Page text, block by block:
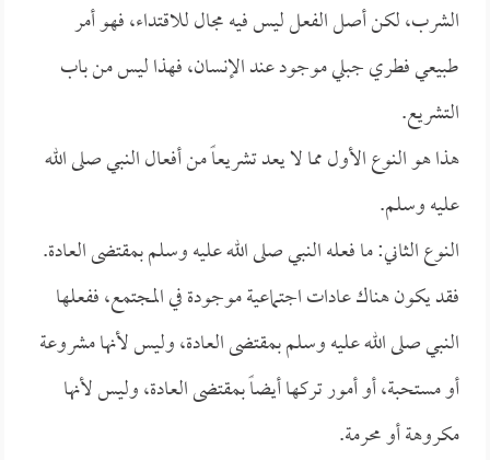
الشرب، لكن أصل الفعل ليس فيه مجال للاقتداء، فهو أمر
طبيعي فطري جبلي موجود عند الإنسان، فهذا ليس من باب
التشريع.
هذا هو النوع الأول مما لا يعد تشريعاً من أفعال النبي صلى الله
عليه وسلم.
النوع الثاني: ما فعله النبي صلى الله عليه وسلم بمقتضى العادة.
فقد يكون هناك عادات اجتماعية موجودة في المجتمع، ففعلها
النبي صلى الله عليه وسلم بمقتضى العادة، وليس لأنها مشروعة
أو مستحبة، أو أمور تركها أيضاً بمقتضى العادة، وليس لأنها
مكروهة أو محرمة.